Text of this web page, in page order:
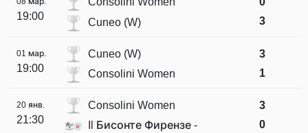
19:00
Cuneo (W)
3
01 мар.
19:00
Cuneo (W)
Consolini Women
3
1
20 янв.
21:30
Consolini Women
Il Бисонте Фирензе -
3
0